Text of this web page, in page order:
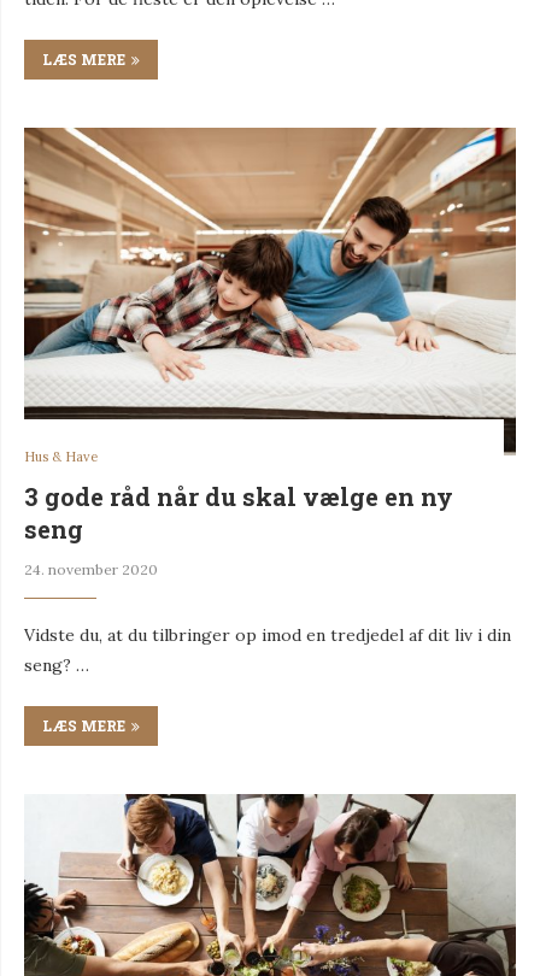
LÆS MERE
Hus & Have
3 gode råd når du skal vælge en ny
seng
24. november 2020
Vidste du, at du tilbringer op imod en tredjedel af dit liv i din
seng? …
LÆS MERE